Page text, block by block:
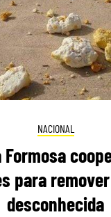
NACIONAL
Formosa
para
desconhecida